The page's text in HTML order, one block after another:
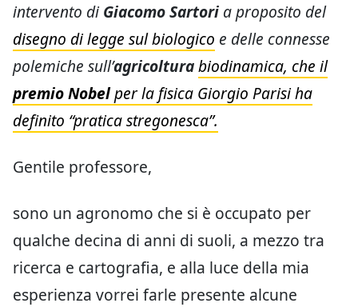
intervento di Giacomo Sartori a proposito del
disegno di legge sul biologico e delle connesse
polemiche sull’agricolturabiodinamica, che il
premio Nobelper la fisica Giorgio Parisi ha
definito “pratica stregonesca”.
Gentile professore,
sono un agronomo che si è occupato per
qualche decina di anni di suoli, a mezzo tra
ricerca e cartografia, e alla luce della mia
esperienza vorrei farle presente alcune